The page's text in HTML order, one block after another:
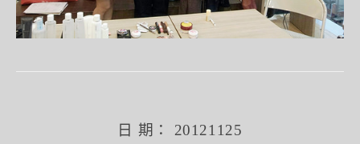
日 期： 20121125